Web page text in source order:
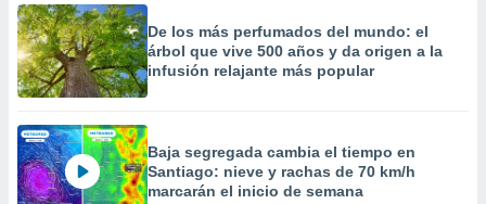
De los más perfumados del mundo: el
árbol que vive 500 años y da origen a la
infusión relajante más popular
Baja segregada cambia el tiempo en
Santiago: nieve y rachas de 70 km/h
marcarán el inicio de semana